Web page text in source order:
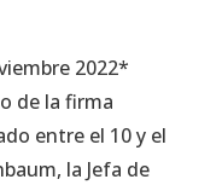
2022*
de la firma
entre el 10 y el
la Jefa de